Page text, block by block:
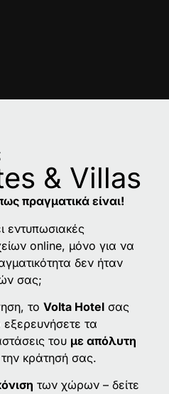
& Villas
πραγματικά είναι!
εντυπωσιακές
online, μόνο για να
δεν ήταν
σας;
το Volta Hotelσας
εξερευνήσετε τα
του με απόλυτη
κράτησή σας.
των χώρων – δείτε